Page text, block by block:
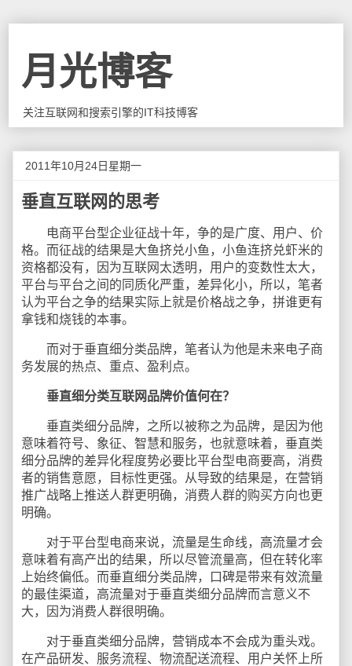
月光博客
关注互联网和搜索引擎的IT科技博客
2011年10月24日星期一
垂直互联网的思考
电商平台型企业征战十年，争的是广度、用户、价
格。而征战的结果是大鱼挤兑小鱼，小鱼连挤兑虾米的
资格都没有，因为互联网太透明，用户的变数性太大，
平台与平台之间的同质化严重，差异化小，所以，笔者
认为平台之争的结果实际上就是价格战之争，拼谁更有
拿钱和烧钱的本事。
而对于垂直细分类品牌，笔者认为他是未来电子商
务发展的热点、重点、盈利点。
垂直细分类互联网品牌价值何在？
垂直类细分品牌，之所以被称之为品牌，是因为他
意味着符号、象征、智慧和服务，也就意味着，垂直类
细分品牌的差异化程度势必要比平台型电商要高，消费
者的销售意愿，目标性更强。从导致的结果是，在营销
推广战略上推送人群更明确，消费人群的购买方向也更
明确。
对于平台型电商来说，流量是生命线，高流量才会
意味着有高产出的结果，所以尽管流量高，但在转化率
上始终偏低。而垂直细分类品牌，口碑是带来有效流量
的最佳渠道，高流量对于垂直类细分品牌而言意义不
大，因为消费人群很明确。
对于垂直类细分品牌，营销成本不会成为重头戏。
在产品研发、服务流程、物流配送流程、用户关怀上所